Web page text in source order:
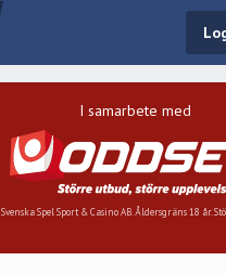
I samarbete med
Svenska Spel Sport & Casino AB. Åldersgräns 18 år.